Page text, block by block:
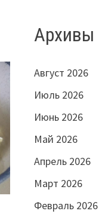
Архивы
Август 2026
Июль 2026
Июнь 2026
Май 2026
Апрель 2026
Март 2026
Февраль 2026